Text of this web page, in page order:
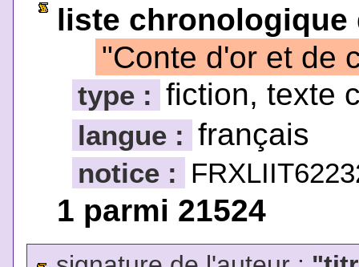
liste chronologique
"Conte d'or et de
type : fiction, texte
langue : français
notice :
1 parmi 21524